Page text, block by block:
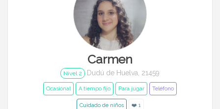
Carmen
Nivel 2 Dudú de Huelva, 21459
Ocasional A tiempo fijo Para jugar Teléfono
Cuidado de niños ❤️ 1